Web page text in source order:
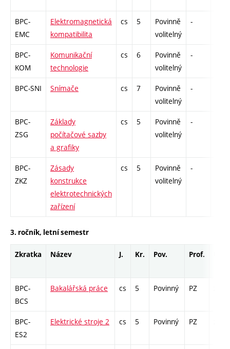
BPC-
EMC
Elektromagnetická
kompatibilita
cs 5
Povinně
volitelný
-
BPC-
KOM
Komunikační
technologie
cs 6
Povinně
volitelný
-
BPC-SNI Snímače cs 7
Povinně
volitelný
-
BPC-
ZSG
Základy
počítačové sazby
a grafiky
cs 5
Povinně
volitelný
-
BPC-
ZKZ
Zásady
konstrukce
elektrotechnických
zařízení
cs 5
Povinně
volitelný
-
3. ročník, letní semestr
Zkratka Název J. Kr. Pov. Prof.
BPC-
BCS
Bakalářská práce cs 5 Povinný PZ
BPC-
ES2
Elektrické stroje 2 cs 5 Povinný PZ